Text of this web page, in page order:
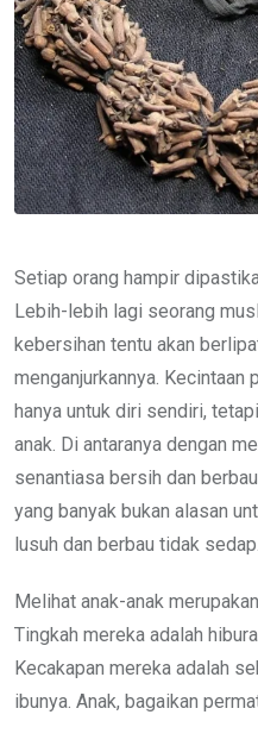
Setiap orang hampir
Lebih-lebih lagi seorang
kebersihan tentu akan
menganjurkannya.
hanya untuk diri sendiri,
anak. Di antaranya dengan
senantiasa bersih dan
yang banyak bukan alasan
lusuh dan berbau tidak sedap.
Melihat anak-anak
Tingkah mereka adalah
Kecakapan mereka adalah
ibunya. Anak, bagaikan